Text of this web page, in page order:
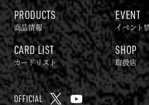
Z
I
L
L
A
C
A
R
PRODUCTS
商品情報
CARD LIST
カードリスト
EVENT
イベント
SHOP
取扱店
OFFICIAL